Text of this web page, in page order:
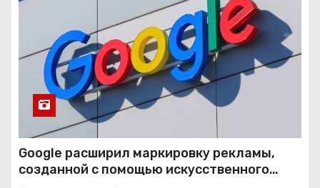
Google расширил маркировку рекламы,
созданной с помощью искусственного